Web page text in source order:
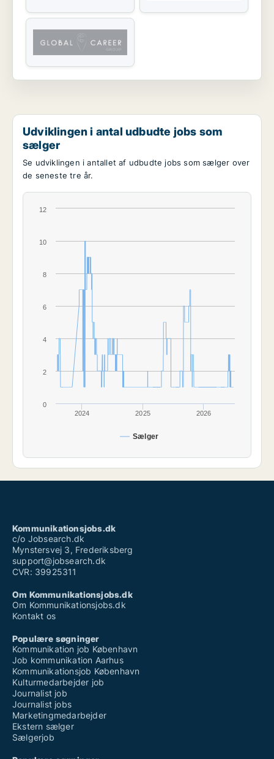
Udviklingen i antal udbudte jobs som
sælger
Se udviklingen i antallet af udbudte jobs som sælger over
de seneste tre år.
Sælger
2024 2025 2026
0
2
4
6
8
10
12
Kommunikationsjobs.dk
c/o Jobsearch.dk
Mynstersvej 3, Frederiksberg
support@jobsearch.dk
CVR: 39925311
Om Kommunikationsjobs.dk
Om Kommunikationsjobs.dk
Kontakt os
Populære søgninger
Kommunikation job København
Job kommunikation Aarhus
Kommunikationsjob København
Kulturmedarbejder job
Journalist job
Journalist jobs
Marketingmedarbejder
Ekstern sælger
Sælgerjob